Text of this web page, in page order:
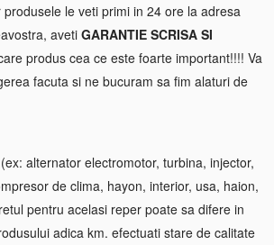
le veti primi in 24 ore la adresa
aveti GARANTIE SCRISA SI
produs cea ce este foarte important!!!! Va
facuta si ne bucuram sa fim alaturi de
alternator electromotor, turbina, injector,
de clima, hayon, interior, usa, haion,
pentru acelasi reper poate sa difere in
adica km. efectuati stare de calitate